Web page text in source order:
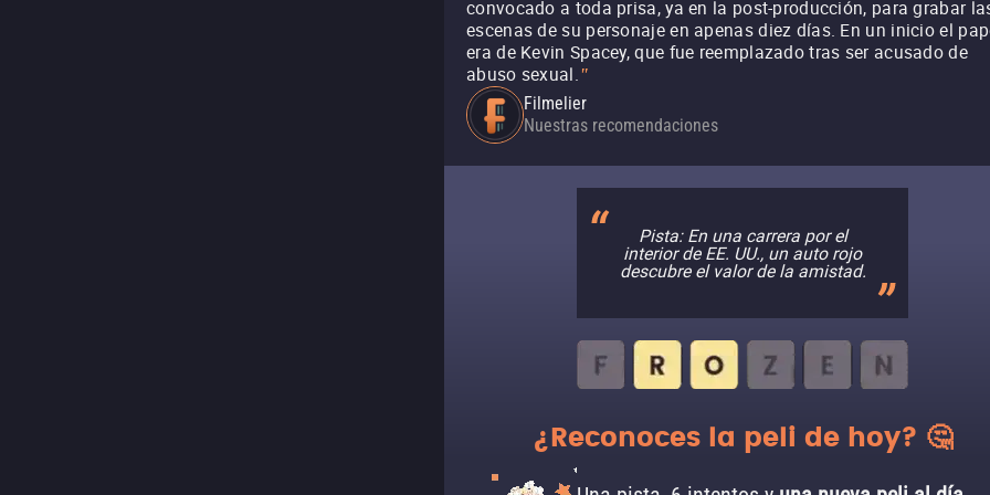
convocado a toda prisa, ya en la post-producción, para grabar
escenas de su personaje en apenas diez días. En un inicio el
era de Kevin Spacey, que fue reemplazado tras ser acusado de
abuso sexual."
Filmelier
Nuestras recomendaciones
Pista: En una carrera por el
interior de EE. UU., un auto rojo
descubre el valor de la amistad.
¿Reconoces la peli de hoy? 🤔